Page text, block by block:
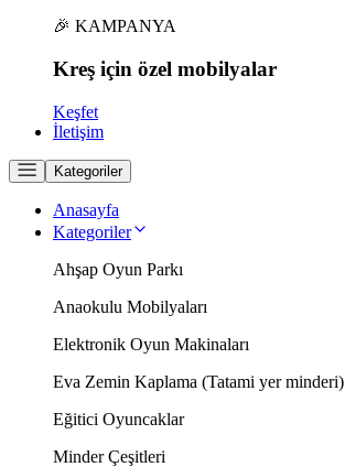
🎉 KAMPANYA
Kreş için özel mobilyalar
Keşfet
İletişim
Kategoriler
Anasayfa
Kategoriler
Ahşap Oyun Parkı
Anaokulu Mobilyaları
Elektronik Oyun Makinaları
Eva Zemin Kaplama (Tatami yer minderi)
Eğitici Oyuncaklar
Minder Çeşitleri